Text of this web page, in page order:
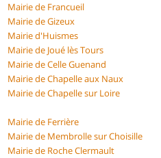
Mairie de Francueil
Mairie de Gizeux
Mairie d'Huismes
Mairie de Joué lès Tours
Mairie de Celle Guenand
Mairie de Chapelle aux Naux
Mairie de Chapelle sur Loire
Mairie de Ferrière
Mairie de Membrolle sur Choisille
Mairie de Roche Clermault